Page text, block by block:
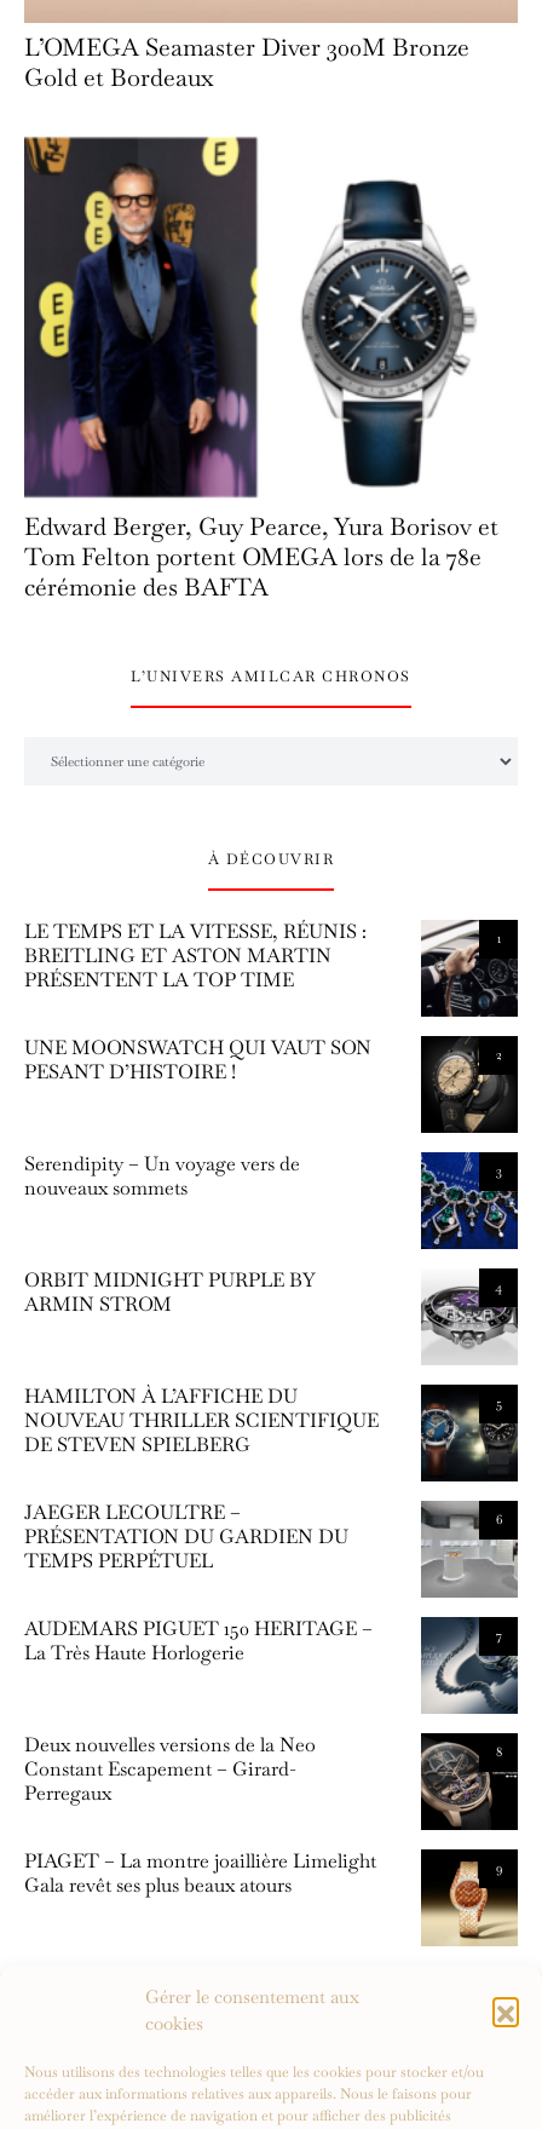
Gérer le consentement aux
cookies
Nous utilisons des technologies telles que les cookies pour stocker et/ou
accéder aux informations relatives aux appareils. Nous le faisons pour
améliorer l’expérience de navigation et pour afficher des publicités
L’OMEGA Seamaster Diver 300M Bronze
Gold et Bordeaux
Edward Berger, Guy Pearce, Yura Borisov et
Tom Felton portent OMEGA lors de la 78e
cérémonie des BAFTA
L’UNIVERS AMILCAR CHRONOS
À DÉCOUVRIR
1
LE TEMPS ET LA VITESSE, RÉUNIS :
BREITLING ET ASTON MARTIN
PRÉSENTENT LA TOP TIME
2
UNE MOONSWATCH QUI VAUT SON
PESANT D’HISTOIRE !
3
Serendipity – Un voyage vers de
nouveaux sommets
4
ORBIT MIDNIGHT PURPLE BY
ARMIN STROM
5
HAMILTON À L’AFFICHE DU
NOUVEAU THRILLER SCIENTIFIQUE
DE STEVEN SPIELBERG
6
JAEGER LECOULTRE –
PRÉSENTATION DU GARDIEN DU
TEMPS PERPÉTUEL
7
AUDEMARS PIGUET 150 HERITAGE –
La Très Haute Horlogerie
8
Deux nouvelles versions de la Neo
Constant Escapement – Girard-
Perregaux
9
PIAGET – La montre joaillière Limelight
Gala revêt ses plus beaux atours
Race axés sur la performance pure